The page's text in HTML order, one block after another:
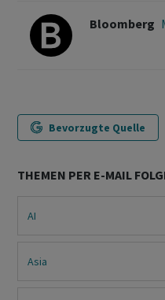
Bloomberg
Bevorzugte Quelle
THEMEN PER E-MAIL
AI
Asia